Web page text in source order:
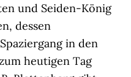
und Seiden-König
dessen
in den
heutigen Tag